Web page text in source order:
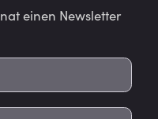
einen Newsletter